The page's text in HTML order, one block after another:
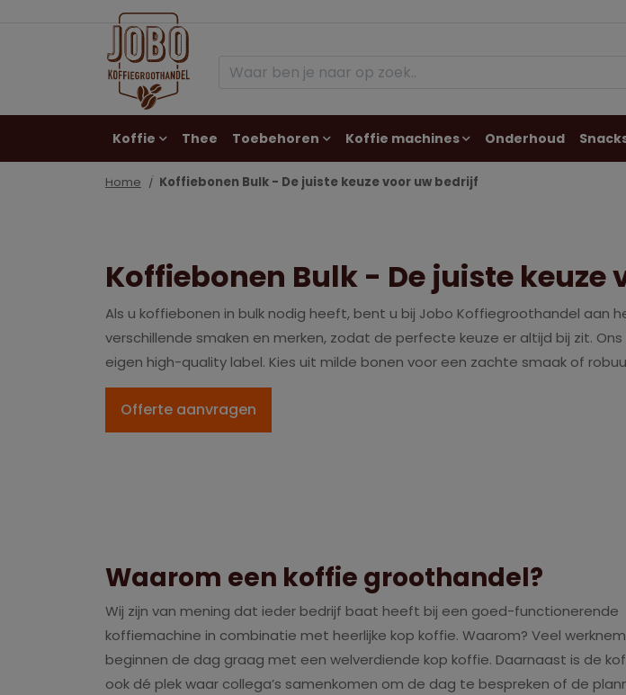
Koffie Thee Toebehoren Koffie machines Onderhoud
Contact
Home Koffiebonen Bulk - De juiste keuze voor uw bedrijf
Koffiebonen Bulk - De juiste keuze
Als u koffiebonen in bulk nodig heeft, bent u bij Jobo Koffiegroothandel
verschillende smaken en merken, zodat de perfecte keuze er altijd bij zit.
eigen high-quality label. Kies uit milde bonen voor een zachte smaak of
Offerte aanvragen
Waarom een koffie groothandel?
Wij zijn van mening dat ieder bedrijf baat heeft bij een goed-functionerende
koffiemachine in combinatie met heerlijke kop koffie. Waarom? Veel
beginnen de dag graag met een welverdiende kop koffie. Daarnaast is de
ook dé plek waar collega’s samenkomen om de dag te bespreken of de